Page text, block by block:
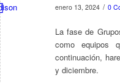
enero 13, 2024 / 0
La fase de
como equipos
continuación,
y diciembre.